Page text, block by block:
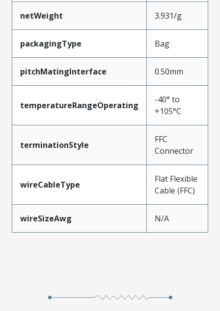
netWeight 3.931/g
packagingType Bag
pitchMatingInterface 0.50mm
temperatureRangeOperating
-40° to
+105°C
terminationStyle
FFC
Connector
wireCableType
Flat Flexible
Cable (FFC)
wireSizeAwg N/A